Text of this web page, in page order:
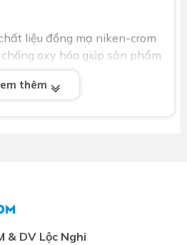
liệu đồng mạ niken-crom
oxy hóa giúp sản phẩm
đẹp theo thời gian. Kích thước
nhẹ của sản phẩm giúp
vòi chậu gật gù nóng
TVLM112NS
êm độc quyền
thêm
& DV Lộc Nghi